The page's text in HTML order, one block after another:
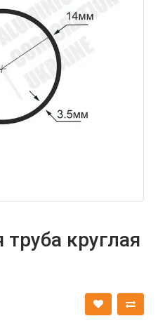
круглая